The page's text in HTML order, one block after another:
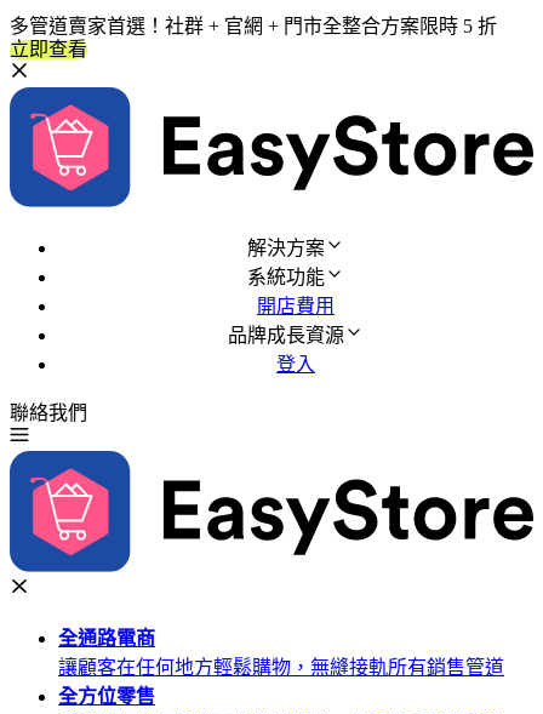
多管道賣家首選！社群 + 官網 + 門市全整合方案限時 5 折
立即查看
解決方案
系統功能
開店費用
品牌成長資源
登入
聯絡我們
全通路電商
讓顧客在任何地方輕鬆購物，無縫接軌所有銷售管道
全方位零售